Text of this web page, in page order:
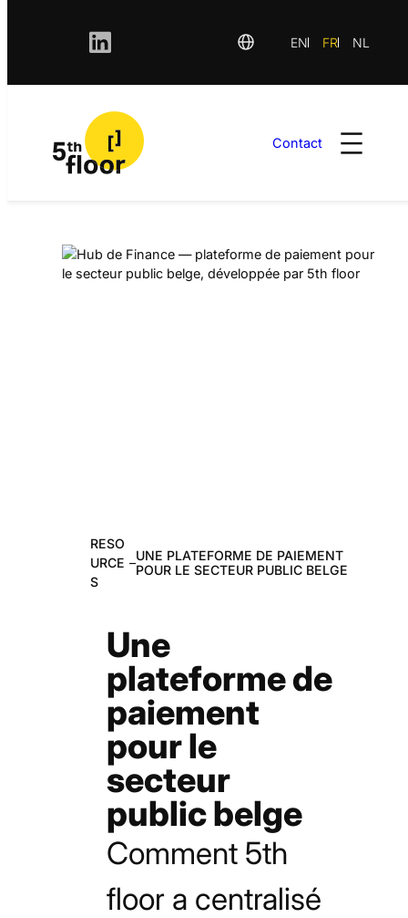
EN FR NL
Contact
RESO
URCE
S
–UNE PLATEFORME DE PAIEMENT
POUR LE SECTEUR PUBLIC BELGE
Une
plateforme de
paiement
pour le
secteur
public belge
Comment 5th
floor a centralisé